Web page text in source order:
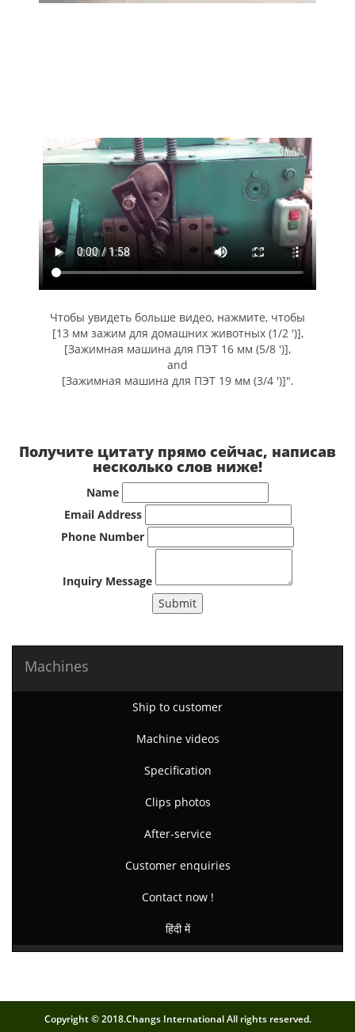
Чтобы увидеть больше видео, нажмите, чтобы
[13 мм зажим для домашних животных (1/2 ')],
[Зажимная машина для ПЭТ 16 мм (5/8 ')],
and
[Зажимная машина для ПЭТ 19 мм (3/4 ')]".
Получите цитату прямо сейчас, написав
несколько слов ниже!
Name
Email Address
Phone Number
Inquiry Message
Submit
Machines
Ship to customer
Machine videos
Specification
Clips photos
After-service
Customer enquiries
Contact now !
हिंदी में
Copyright © 2018.Changs International All rights reserved.